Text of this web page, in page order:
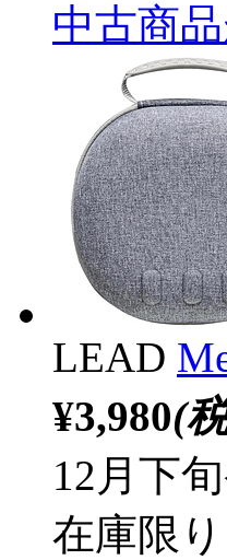
中古商
LEAD
¥3,980(
12月下
在庫限り